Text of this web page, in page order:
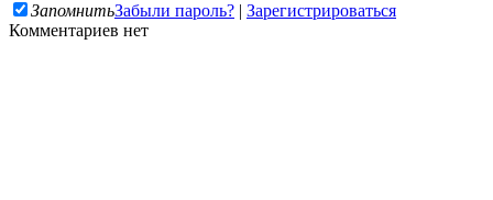
ЗапомнитьЗабыли пароль? | Зарегистрироваться
Комментариев нет